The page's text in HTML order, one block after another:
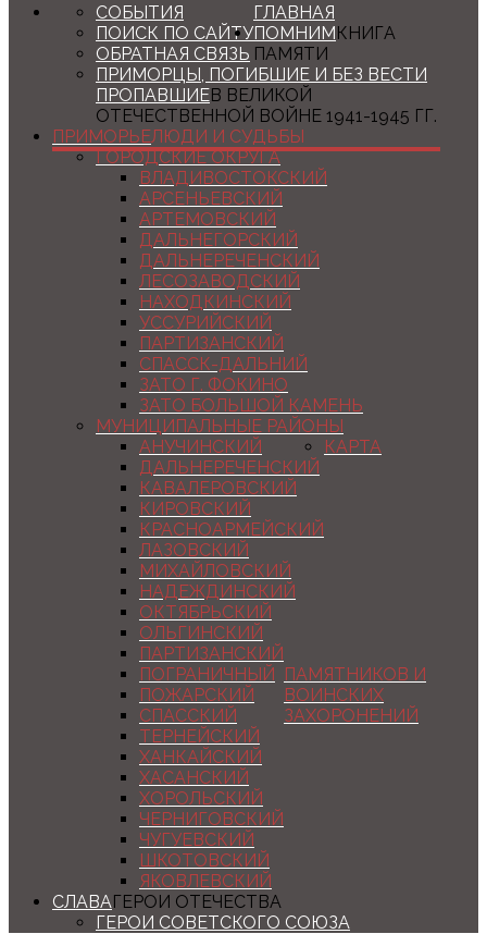
ГЛАВНАЯ
СОБЫТИЯ
ПОИСК ПО САЙТУ
ОБРАТНАЯ СВЯЗЬ
ПОМНИМКНИГА
ПАМЯТИ
ПРИМОРЦЫ, ПОГИБШИЕ И БЕЗ ВЕСТИ
ПРОПАВШИЕВ ВЕЛИКОЙ
ОТЕЧЕСТВЕННОЙ ВОЙНЕ 1941-1945 ГГ.
ПРИМОРЬЕЛЮДИ И СУДЬБЫ
ГОРОДСКИЕ ОКРУГА
ВЛАДИВОСТОКСКИЙ
АРСЕНЬЕВСКИЙ
АРТЕМОВСКИЙ
ДАЛЬНЕГОРСКИЙ
ДАЛЬНЕРЕЧЕНСКИЙ
ЛЕСОЗАВОДСКИЙ
НАХОДКИНСКИЙ
УССУРИЙСКИЙ
ПАРТИЗАНСКИЙ
СПАССК-ДАЛЬНИЙ
ЗАТО Г. ФОКИНО
ЗАТО БОЛЬШОЙ КАМЕНЬ
МУНИЦИПАЛЬНЫЕ РАЙОНЫ
АНУЧИНСКИЙ
ДАЛЬНЕРЕЧЕНСКИЙ
КАВАЛЕРОВСКИЙ
КИРОВСКИЙ
КРАСНОАРМЕЙСКИЙ
ЛАЗОВСКИЙ
МИХАЙЛОВСКИЙ
НАДЕЖДИНСКИЙ
ОКТЯБРЬСКИЙ
ОЛЬГИНСКИЙ
ПАРТИЗАНСКИЙ
ПОГРАНИЧНЫЙ
ПОЖАРСКИЙ
СПАССКИЙ
ТЕРНЕЙСКИЙ
ХАНКАЙСКИЙ
ХАСАНСКИЙ
ХОРОЛЬСКИЙ
ЧЕРНИГОВСКИЙ
ЧУГУЕВСКИЙ
ШКОТОВСКИЙ
ЯКОВЛЕВСКИЙ
КАРТА
ПАМЯТНИКОВ И
ВОИНСКИХ
ЗАХОРОНЕНИЙ
СЛАВАГЕРОИ ОТЕЧЕСТВА
ГЕРОИ СОВЕТСКОГО СОЮЗА